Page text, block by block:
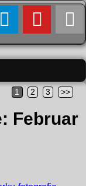
1 2 3 >>
Februar